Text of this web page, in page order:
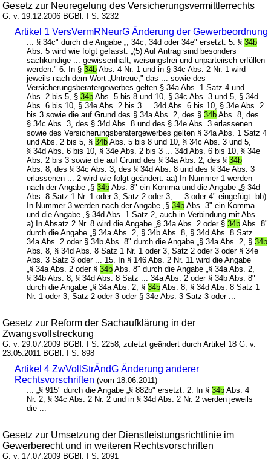
Gesetz zur Neuregelung des Versicherungsvermittlerrechts
G. v. 19.12.2006 BGBl. I S. 3232
Artikel 1 VersVermRNeurG Änderung der Gewerbeordnung
... § 34c" durch die Angabe „, 34c, 34d oder 34e" ersetzt. 5. §34b
Abs. 5 wird wie folgt gefasst: „(5) Auf Antrag sind besonders
sachkundige ... gewissenhaft, weisungsfrei und unparteiisch erfüllen
werden." 6. In §34b Abs. 4 Nr. 1 und in § 34c Abs. 2 Nr. 1 wird
jeweils nach dem Wort „Untreue," das ... sowie des
Versicherungsberatergewerbes gelten § 34a Abs. 1 Satz 4 und
Abs. 2 bis 5, §34b Abs. 5 bis 8 und 10, § 34c Abs. 3 und 5, § 34d
Abs. 6 bis 10, § 34e Abs. 2 bis 3 ... 34d Abs. 6 bis 10, § 34e Abs. 2
bis 3 sowie die auf Grund des § 34a Abs. 2, des §34b Abs. 8, des
§ 34c Abs. 3, des § 34d Abs. 8 und des § 34e Abs. 3 erlassenen ...
sowie des Versicherungsberatergewerbes gelten § 34a Abs. 1 Satz 4
und Abs. 2 bis 5, §34b Abs. 5 bis 8 und 10, § 34c Abs. 3 und 5,
§ 34d Abs. 6 bis 10, § 34e Abs. 2 bis 3 ... 34d Abs. 6 bis 10, § 34e
Abs. 2 bis 3 sowie die auf Grund des § 34a Abs. 2, des §34b
Abs. 8, des § 34c Abs. 3, des § 34d Abs. 8 und des § 34e Abs. 3
erlassenen ... 2 wird wie folgt geändert: aa) In Nummer 1 werden
nach der Angabe „§34b Abs. 8" ein Komma und die Angabe „§ 34d
Abs. 8 Satz 1 Nr. 1 oder 3, Satz 2 oder 3, ... 3 oder 4" eingefügt. bb)
In Nummer 3 werden nach der Angabe „§34b Abs. 3" ein Komma
und die Angabe „§ 34d Abs. 1 Satz 2, auch in Verbindung mit Abs. ...
a) In Absatz 2 Nr. 8 wird die Angabe „§ 34a Abs. 2 oder §34b Abs. 8"
durch die Angabe „§ 34a Abs. 2, § 34b Abs. 8, § 34d Abs. 8 Satz ...
34a Abs. 2 oder § 34b Abs. 8" durch die Angabe „§ 34a Abs. 2, §34b
Abs. 8, § 34d Abs. 8 Satz 1 Nr. 1 oder 3, Satz 2 oder 3 oder § 34e
Abs. 3 Satz 3 oder ... 15. In § 146 Abs. 2 Nr. 11 wird die Angabe
„§ 34a Abs. 2 oder §34b Abs. 8" durch die Angabe „§ 34a Abs. 2,
§ 34b Abs. 8, § 34d Abs. 8 Satz ... 34a Abs. 2 oder § 34b Abs. 8"
durch die Angabe „§ 34a Abs. 2, §34b Abs. 8, § 34d Abs. 8 Satz 1
Nr. 1 oder 3, Satz 2 oder 3 oder § 34e Abs. 3 Satz 3 oder ...
Gesetz zur Reform der Sachaufklärung in der
Zwangsvollstreckung
G. v. 29.07.2009 BGBl. I S. 2258; zuletzt geändert durch Artikel 18 G. v.
23.05.2011 BGBl. I S. 898
Artikel 4 ZwVollStrÄndG Änderung anderer
Rechtsvorschriften (vom 18.06.2011)
... „§ 915" durch die Angabe „§ 882b" ersetzt. 2. In §34b Abs. 4
Nr. 2, § 34c Abs. 2 Nr. 2 und in § 34d Abs. 2 Nr. 2 werden jeweils
die ...
Gesetz zur Umsetzung der Dienstleistungsrichtlinie im
Gewerberecht und in weiteren Rechtsvorschriften
G. v. 17.07.2009 BGBl. I S. 2091